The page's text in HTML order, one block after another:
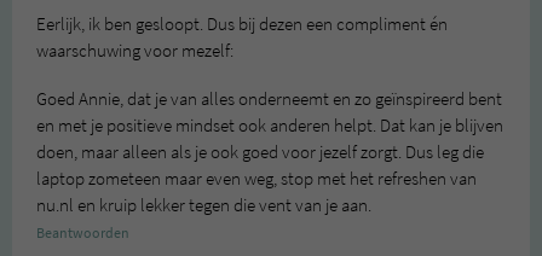
Eerlijk, ik ben gesloopt. Dus bij dezen een compliment én
waarschuwing voor mezelf:
Goed Annie, dat je van alles onderneemt en zo geïnspireerd bent
en met je positieve mindset ook anderen helpt. Dat kan je blijven
doen, maar alleen als je ook goed voor jezelf zorgt. Dus leg die
laptop zometeen maar even weg, stop met het refreshen van
nu.nl en kruip lekker tegen die vent van je aan.
Beantwoorden